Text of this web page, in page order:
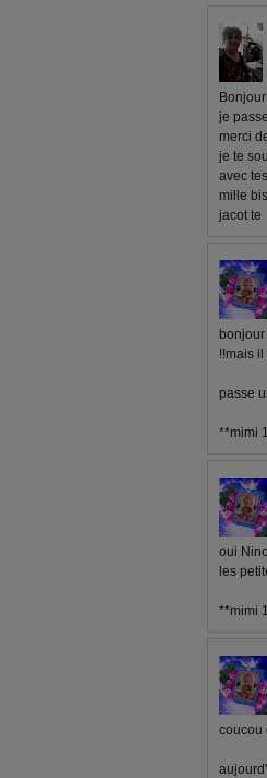
je
merci
je te
avec
mille
jacot te
!!mais il
passe
**mimi
oui
les
**mimi
coucou